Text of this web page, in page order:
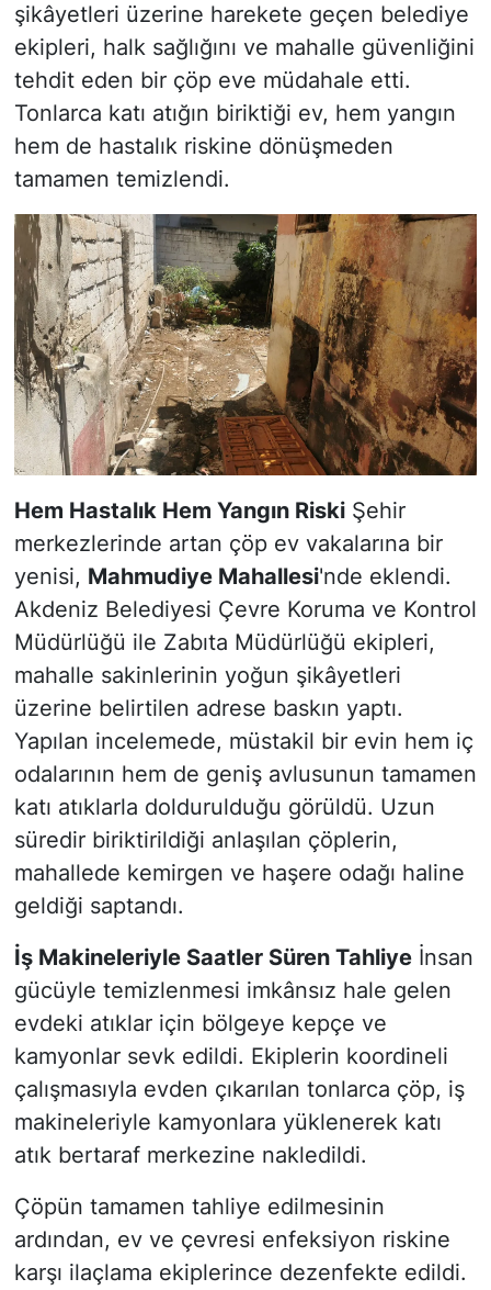
şikâyetleri üzerine harekete geçen belediye
ekipleri, halk sağlığını ve mahalle güvenliğini
tehdit eden bir çöp eve müdahale etti.
Tonlarca katı atığın biriktiği ev, hem yangın
hem de hastalık riskine dönüşmeden
tamamen temizlendi.
Hem Hastalık Hem Yangın RiskiŞehir
merkezlerinde artan çöp ev vakalarına bir
yenisi, Mahmudiye Mahallesi'nde eklendi.
Akdeniz Belediyesi Çevre Koruma ve Kontrol
Müdürlüğü ile Zabıta Müdürlüğü ekipleri,
mahalle sakinlerinin yoğun şikâyetleri
üzerine belirtilen adrese baskın yaptı.
Yapılan incelemede, müstakil bir evin hem iç
odalarının hem de geniş avlusunun tamamen
katı atıklarla doldurulduğu görüldü. Uzun
süredir biriktirildiği anlaşılan çöplerin,
mahallede kemirgen ve haşere odağı haline
geldiği saptandı.
İş Makineleriyle Saatler Süren Tahliyeİnsan
gücüyle temizlenmesi imkânsız hale gelen
evdeki atıklar için bölgeye kepçe ve
kamyonlar sevk edildi. Ekiplerin koordineli
çalışmasıyla evden çıkarılan tonlarca çöp, iş
makineleriyle kamyonlara yüklenerek katı
atık bertaraf merkezine nakledildi.
Çöpün tamamen tahliye edilmesinin
ardından, ev ve çevresi enfeksiyon riskine
karşı ilaçlama ekiplerince dezenfekte edildi.